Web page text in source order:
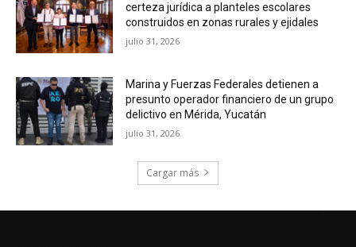
certeza jurídica a planteles escolares
construidos en zonas rurales y ejidales
julio 31, 2026
Marina y Fuerzas Federales detienen a
presunto operador financiero de un grupo
delictivo en Mérida, Yucatán
julio 31, 2026
Cargar más